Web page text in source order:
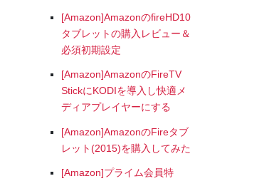
[Amazon]AmazonのfireHD10
タブレットの購入レビュー＆
必須初期設定
[Amazon]AmazonのFireTV
StickにKODIを導入し快適メ
ディアプレイヤーにする
[Amazon]AmazonのFireタブ
レット(2015)を購入してみた
[Amazon]プライム会員特